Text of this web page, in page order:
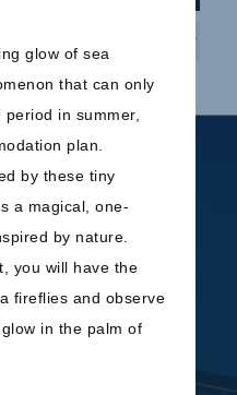
ご宿泊
客室TOP
ダブル
ツイン
プレミアムデラックス
コーナースイート
glow of sea
that can only
in summer,
plan.
by these tiny
a magical, one-
by nature.
you will have the
fireflies and observe
in the palm of